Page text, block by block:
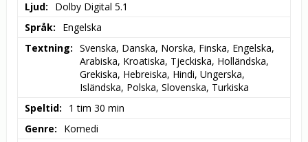
Ljud
Dolby Digital 5.1
Språk
Engelska
Textning
Svenska, Danska, Norska, Finska, Engelska,
Arabiska, Kroatiska, Tjeckiska, Holländska,
Grekiska, Hebreiska, Hindi, Ungerska,
Isländska, Polska, Slovenska, Turkiska
Speltid
1 tim 30 min
Genre
Komedi